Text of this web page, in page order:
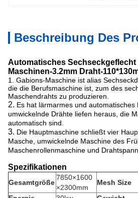
Beschreibung Des
Automatisches Sechseckgeflecht
Maschinen-3.2mm Draht-
1. Gabions-Maschine ist alias
die die Berufsmaschine ist, zum des
Maschendrahts zu produzieren.
2. Es hat lärmarmes und automatisches
umwickelnde Drähte liefen heraus, die
automatisch sind.
3. Die Hauptmaschine schließt vier
Masche, umwickelnde Maschine des
Maschenrollenmaschine und
Spezifikationen
Gesamtgröße
7850×1600
×2300mm
Mesh Size